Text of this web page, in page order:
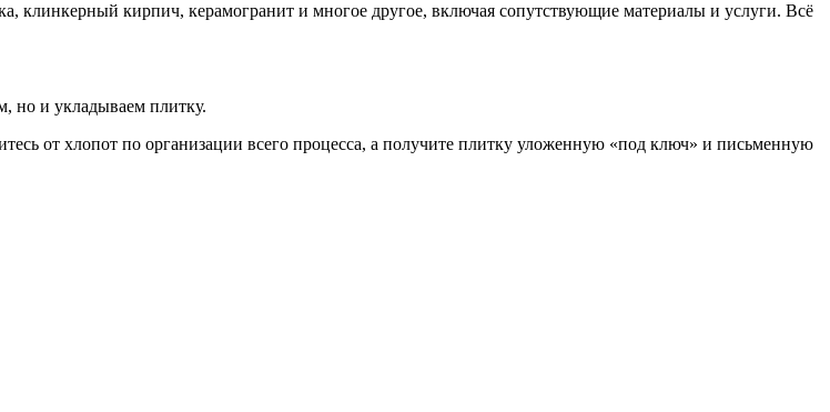
клинкерный кирпич, керамогранит и многое другое, включая сопутствующие материалы и услуги. Всё
но и укладываем плитку.
от хлопот по организации всего процесса, а получите плитку уложенную «под ключ» и письменную